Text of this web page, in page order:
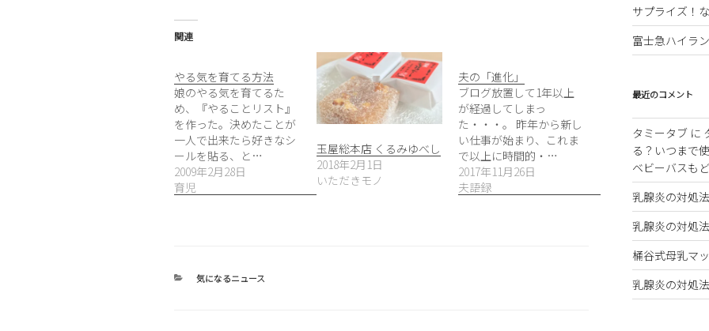
関連
やる気を育てる方法
娘のやる気を育てるた
め、『やることリスト』
を作った。決めたことが
一人で出来たら好きなシ
ールを貼る、と…
2009年2月28日
育児
玉屋総本店 くるみゆべし
2018年2月1日
いただきモノ
夫の「進化」
ブログ放置して1年以上
が経過してしまっ
た・・・。 昨年から新し
い仕事が始まり、これま
で以上に時間的・…
2017年11月26日
夫語録
カ
気になるニュース
サプライズ！
富士急ハイラ
最近のコメント
タミータブに
る？いつまで
ベビーバスも
乳腺炎の対処法
乳腺炎の対処法
桶谷式母乳マ
乳腺炎の対処法